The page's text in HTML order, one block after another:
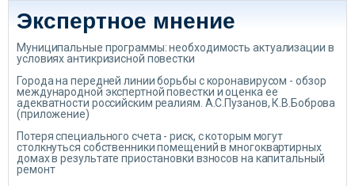
Экспертное мнение
Муниципальные программы: необходимость актуализации в
условиях антикризисной повестки
Города на передней линии борьбы с коронавирусом - обзор
международной экспертной повестки и оценка ее
адекватности российским реалиям. А.С.Пузанов, К.В.Боброва
(приложение)
Потеря специального счета - риск, с которым могут
столкнуться собственники помещений в многоквартирных
домах в результате приостановки взносов на капитальный
ремонт